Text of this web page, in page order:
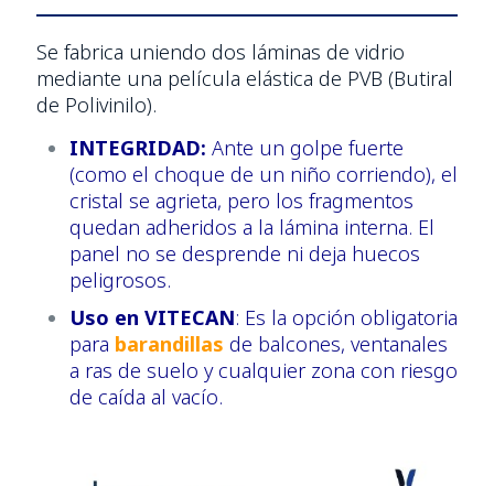
Se fabrica uniendo dos láminas de vidrio
mediante una película elástica de PVB (Butiral
de Polivinilo).
INTEGRIDAD: Ante un golpe fuerte
(como el choque de un niño corriendo), el
cristal se agrieta, pero los fragmentos
quedan adheridos a la lámina interna. El
panel no se desprende ni deja huecos
peligrosos.
Uso en VITECAN: Es la opción obligatoria
para barandillas de balcones, ventanales
a ras de suelo y cualquier zona con riesgo
de caída al vacío.